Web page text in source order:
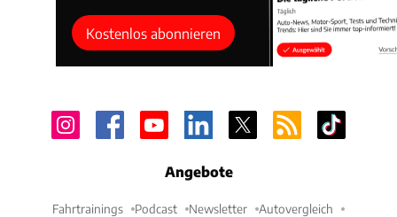
Kostenlos abonnieren
Angebote
Fahrtrainings Podcast Newsletter Autovergleich